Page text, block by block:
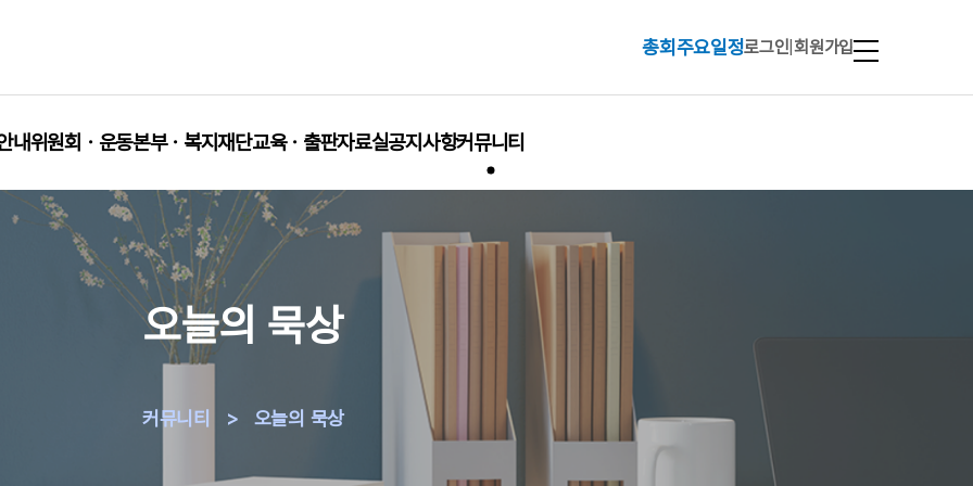
총회주요일정로그인 |회원가입
내위원회ㆍ운동본부ㆍ복지재단교육ㆍ출판자료실공지사항커뮤니티
오늘의 묵상
커뮤니티 > 오늘의 묵상